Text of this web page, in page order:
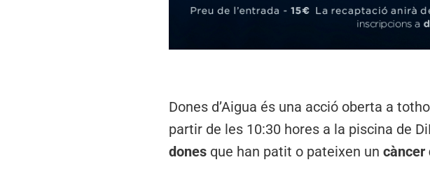
Dones d’Aigua és una acció oberta a
partir de les 10:30 hores a la piscina de
dones que han patit o pateixen uncàncer